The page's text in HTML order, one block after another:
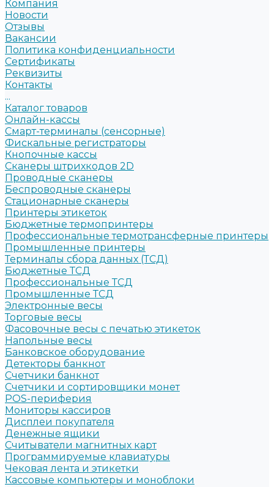
Компания
Новости
Отзывы
Вакансии
Политика конфиденциальности
Сертификаты
Реквизиты
Контакты
...
Каталог товаров
Онлайн-кассы
Смарт-терминалы (сенсорные)
Фискальные регистраторы
Кнопочные кассы
Сканеры штрихкодов 2D
Проводные сканеры
Беспроводные сканеры
Стационарные сканеры
Принтеры этикеток
Бюджетные термопринтеры
Профессиональные термотрансферные принтеры
Промышленные принтеры
Терминалы сбора данных (ТСД)
Бюджетные ТСД
Профессиональные ТСД
Промышленные ТСД
Электронные весы
Торговые весы
Фасовочные весы с печатью этикеток
Напольные весы
Банковское оборудование
Детекторы банкнот
Счетчики банкнот
Счетчики и сортировщики монет
POS-периферия
Мониторы кассиров
Дисплеи покупателя
Денежные ящики
Считыватели магнитных карт
Программируемые клавиатуры
Чековая лента и этикетки
Кассовые компьютеры и моноблоки